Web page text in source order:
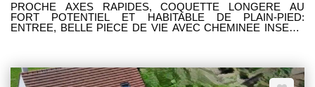
PROCHE AXES RAPIDES, COQUETTE LONGERE AU
FORT POTENTIEL ET HABITABLE DE PLAIN-PIED:
ENTREE, BELLE PIECE DE VIE AVEC CHEMINEE INSERT,
ENTRETENU 640 M². SES ATOUTS: LE CHARME DE SES
POUTRES APPARENTES, BEAUCOP DE POTENTIEL !